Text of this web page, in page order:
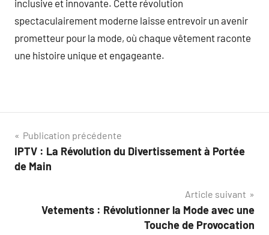
inclusive et innovante. Cette révolution
spectaculairement moderne laisse entrevoir un avenir
prometteur pour la mode, où chaque vêtement raconte
une histoire unique et engageante.
Navigation
de
Publication précédente
IPTV : La Révolution du Divertissement à Portée
de Main
Article suivant
Vetements : Révolutionner la Mode avec une
Touche de Provocation